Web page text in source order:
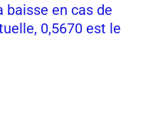
baisse en cas de
0,5670 est le